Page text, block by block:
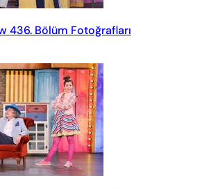
436. Bölüm Fotoğrafları